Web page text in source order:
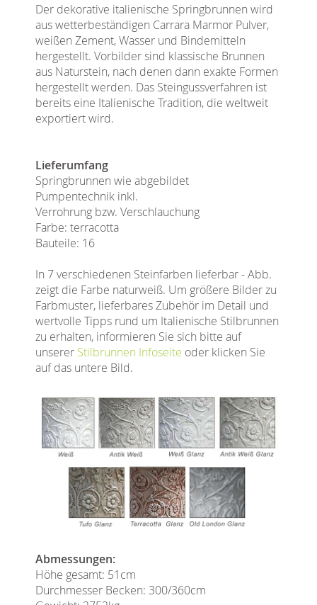
Der dekorative italienische Springbrunnen wird
aus wetterbeständigen Carrara Marmor Pulver,
weißen Zement, Wasser und Bindemitteln
hergestellt. Vorbilder sind klassische Brunnen
aus Naturstein, nach denen dann exakte Formen
hergestellt werden. Das Steingussverfahren ist
bereits eine Italienische Tradition, die weltweit
exportiert wird.
Lieferumfang
Springbrunnen wie abgebildet
Pumpentechnik inkl.
Verrohrung bzw. Verschlauchung
Farbe: terracotta
Bauteile: 16
In 7 verschiedenen Steinfarben lieferbar - Abb.
zeigt die Farbe naturweiß. Um größere Bilder zu
Farbmuster, lieferbares Zubehör im Detail und
wertvolle Tipps rund um Italienische Stilbrunnen
zu erhalten, informieren Sie sich bitte auf
unserer Stilbrunnen Infoseite oder klicken Sie
auf das untere Bild.
Abmessungen:
Höhe gesamt: 51cm
Durchmesser Becken: 300/360cm